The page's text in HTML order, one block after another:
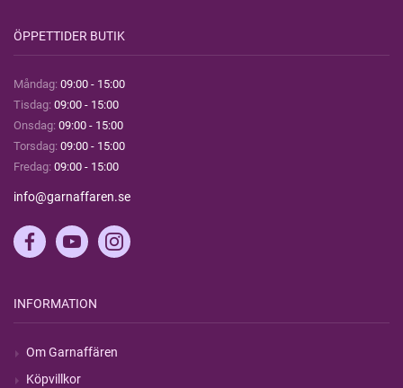
ÖPPETTIDER BUTIK
Måndag: 09:00 - 15:00
Tisdag: 09:00 - 15:00
Onsdag: 09:00 - 15:00
Torsdag: 09:00 - 15:00
Fredag: 09:00 - 15:00
info@garnaffaren.se
INFORMATION
Om Garnaffären
Köpvillkor